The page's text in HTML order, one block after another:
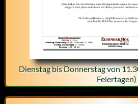
Dienstag bis Donnerstag von
Feiertagen)